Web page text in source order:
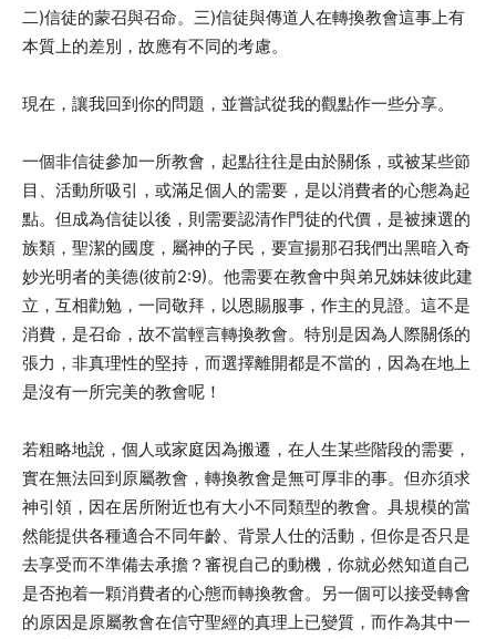
二)信徒的蒙召與召命。三)信徒與傳道人在轉換教會這事上有
本質上的差別，故應有不同的考慮。
現在，讓我回到你的問題，並嘗試從我的觀點作一些分享。
一個非信徒參加一所教會，起點往往是由於關係，或被某些節
目、活動所吸引，或滿足個人的需要，是以消費者的心態為起
點。但成為信徒以後，則需要認清作門徒的代價，是被揀選的
族類，聖潔的國度，屬神的子民，要宣揚那召我們出黑暗入奇
妙光明者的美德(彼前2:9)。他需要在教會中與弟兄姊妹彼此建
立，互相勸勉，一同敬拜，以恩賜服事，作主的見證。這不是
消費，是召命，故不當輕言轉換教會。特別是因為人際關係的
張力，非真理性的堅持，而選擇離開都是不當的，因為在地上
是沒有一所完美的教會呢！
若粗略地說，個人或家庭因為搬遷，在人生某些階段的需要，
實在無法回到原屬教會，轉換教會是無可厚非的事。但亦須求
神引領，因在居所附近也有大小不同類型的教會。具規模的當
然能提供各種適合不同年齡、背景人仕的活動，但你是否只是
去享受而不準備去承擔？審視自己的動機，你就必然知道自己
是否抱着一顆消費者的心態而轉換教會。另一個可以接受轉會
的原因是原屬教會在信守聖經的真理上已變質，而作為其中一